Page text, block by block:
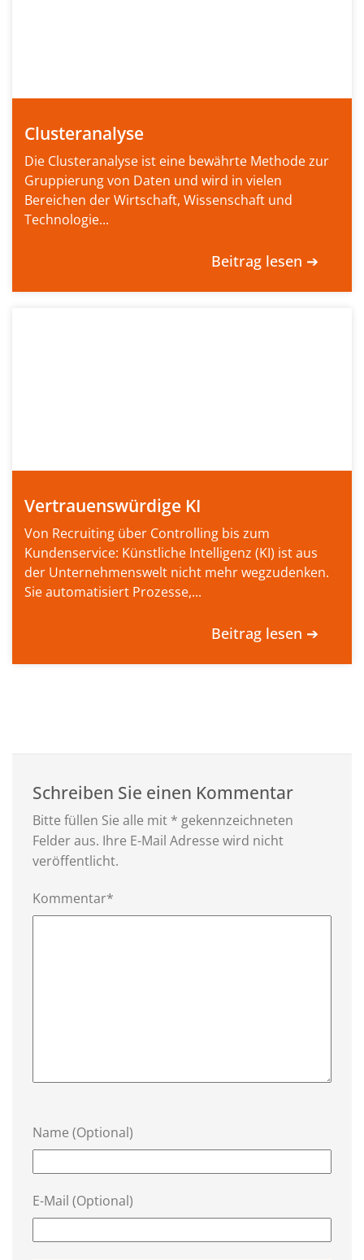
Clusteranalyse
Die Clusteranalyse ist eine bewährte Methode zur
Gruppierung von Daten und wird in vielen
Bereichen der Wirtschaft, Wissenschaft und
Technologie...
Beitrag lesen ➔
Vertrauenswürdige KI
Von Recruiting über Controlling bis zum
Kundenservice: Künstliche Intelligenz (KI) ist aus
der Unternehmenswelt nicht mehr wegzudenken.
Sie automatisiert Prozesse,...
Beitrag lesen ➔
Schreiben Sie einen Kommentar
Bitte füllen Sie alle mit * gekennzeichneten
Felder aus. Ihre E-Mail Adresse wird nicht
veröffentlicht.
Kommentar*
Name (Optional)
E-Mail (Optional)